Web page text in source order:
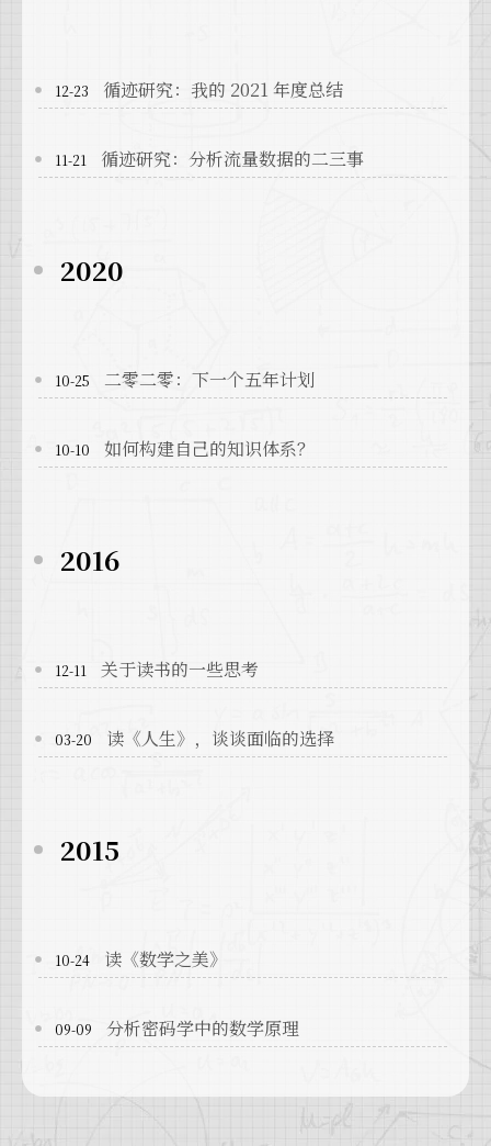
12-23 循迹研究：我的 2021 年度总结
11-21 循迹研究：分析流量数据的二三事
2020
10-25 二零二零：下一个五年计划
10-10 如何构建自己的知识体系？
2016
12-11 关于读书的一些思考
03-20 读《人生》，谈谈面临的选择
2015
10-24 读《数学之美》
09-09 分析密码学中的数学原理